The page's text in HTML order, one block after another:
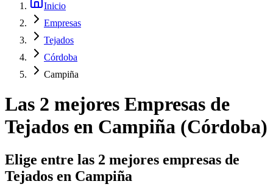
Inicio
Empresas
Tejados
Córdoba
Campiña
Las 2 mejores Empresas de
Tejados en Campiña (Córdoba)
Elige entre las 2 mejores empresas de
Tejados en Campiña